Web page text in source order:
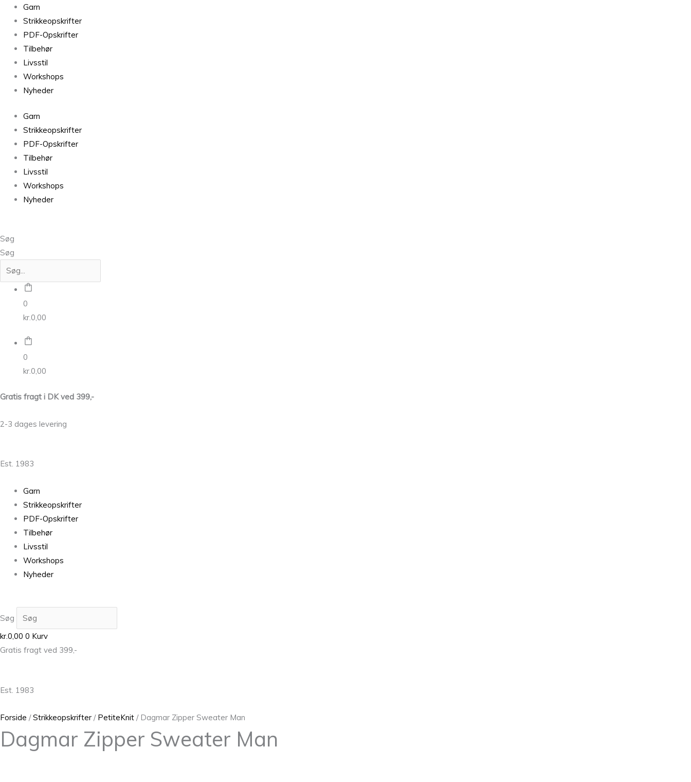
Garn
Strikkeopskrifter
PDF-Opskrifter
Tilbehør
Livsstil
Workshops
Nyheder
Garn
Strikkeopskrifter
PDF-Opskrifter
Tilbehør
Livsstil
Workshops
Nyheder
Søg
Søg
0
kr.0,00
0
kr.0,00
Gratis fragt i DK ved 399,-
2-3 dages levering
Est. 1983
Garn
Strikkeopskrifter
PDF-Opskrifter
Tilbehør
Livsstil
Workshops
Nyheder
Søg
kr.0,00 0 Kurv
Gratis fragt ved 399,-
Est. 1983
Forside /Strikkeopskrifter / PetiteKnit / Dagmar Zipper Sweater Man
Dagmar Zipper Sweater Man
Dagmar
Zipper
Sweater
Man
antal